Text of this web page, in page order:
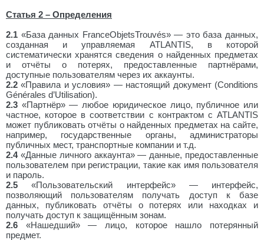
Статья 2 – Определения
2.1 «База данных FranceObjetsTrouvés» — это база данных,
созданная и управляемая ATLANTIS, в которой
систематически хранятся сведения о найденных предметах
и отчёты о потерях, предоставленные партнёрами,
доступные пользователям через их аккаунты.
2.2 «Правила и условия» — настоящий документ (Conditions
Générales d’Utilisation).
2.3 «Партнёр» — любое юридическое лицо, публичное или
частное, которое в соответствии с контрактом с ATLANTIS
может публиковать отчёты о найденных предметах на сайте,
например, государственные органы, администраторы
публичных мест, транспортные компании и т.д.
2.4«Данные личного аккаунта» — данные, предоставленные
пользователем при регистрации, такие как имя пользователя
и пароль.
2.5 «Пользовательский интерфейс» — интерфейс,
позволяющий пользователям получать доступ к базе
данных, публиковать отчёты о потерях или находках и
получать доступ к защищённым зонам.
2.6 «Нашедший» — лицо, которое нашло потерянный
предмет.